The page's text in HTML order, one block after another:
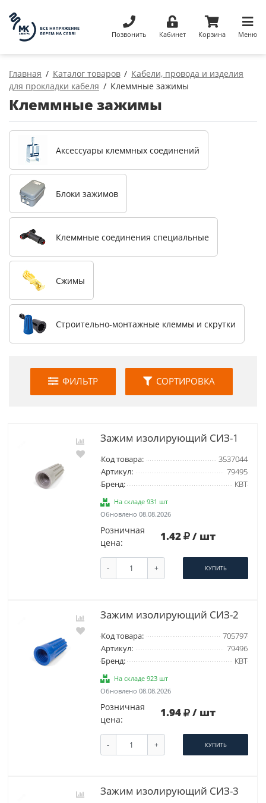
Позвонить Кабинет Корзина Меню
Главная Каталог товаров
Кабели, провода и изделия
для прокладки кабеля
Клеммные зажимы
Клеммные зажимы
Аксессуары клеммных соединений
Блоки зажимов
Клеммные соединения специальные
Сжимы
Строительно-монтажные клеммы и скрутки
ФИЛЬТР СОРТИРОВКА
Зажим изолирующий СИЗ-1
Код товара:
3537044
Артикул:
79495
Бренд:
КВТ
На складе 931 шт
Обновлено 08.08.2026
Розничная
цена:
1.42 / шт
- + КУПИТЬ
Зажим изолирующий СИЗ-2
Код товара:
705797
Артикул:
79496
Бренд:
КВТ
На складе 923 шт
Обновлено 08.08.2026
Розничная
цена:
1.94 / шт
- + КУПИТЬ
Зажим изолирующий СИЗ-3